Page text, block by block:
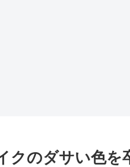
クのダサい色